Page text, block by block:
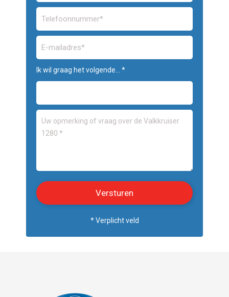
Ik wil graag het volgende... *
* Verplicht veld